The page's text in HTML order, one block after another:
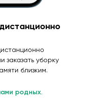
заказать уборку
близким.
родных.